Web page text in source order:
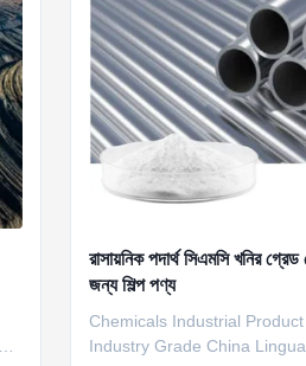
রাসায়নিক পদার্থ সিএমসি খনির
জন্য শিল্প পণ্য
Chemicals Industrial
Industry Grade China